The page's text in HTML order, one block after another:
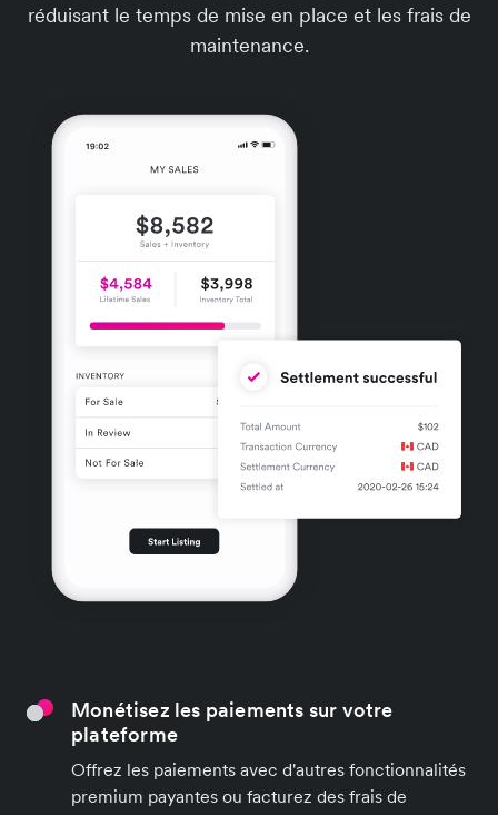
réduisant le temps de mise en place et les frais de
maintenance.
Monétisez les paiements sur votre
plateforme
Offrez les paiements avec d'autres fonctionnalités
premium payantes ou facturez des frais de